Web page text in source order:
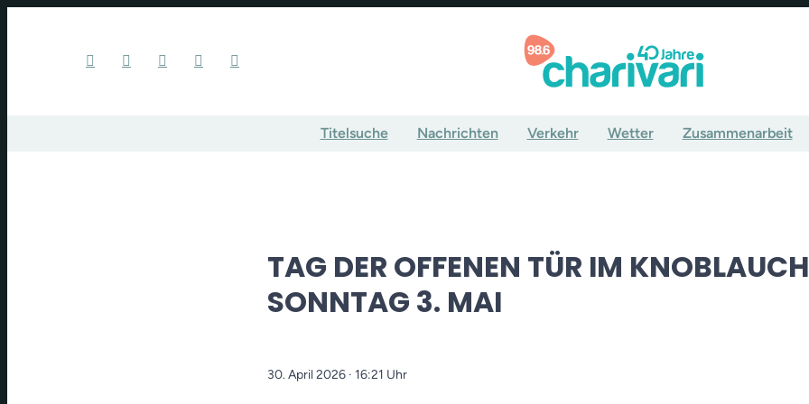
Titelsuche Nachrichten Verkehr Wetter Zusammenarbeit
TAG DER OFFENEN TÜR IM
SONNTAG 3. MAI
30. April 2026 · 16:21 Uhr